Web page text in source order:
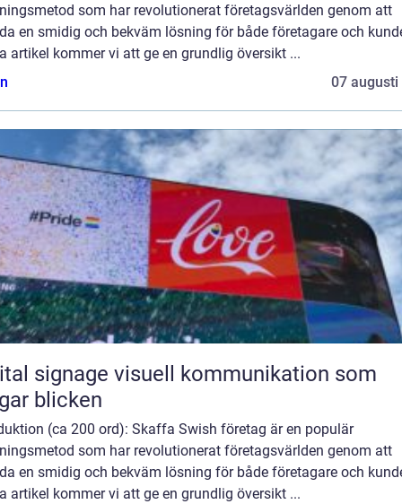
som har revolutionerat företagsvärlden genom att
en smidig och bekväm lösning för både företagare och
artikel kommer vi att ge en grundlig översikt ...
07 augusti
visuell kommunikation som
blicken
(ca 200 ord): Skaffa Swish företag är en populär
som har revolutionerat företagsvärlden genom att
en smidig och bekväm lösning för både företagare och
artikel kommer vi att ge en grundlig översikt ...